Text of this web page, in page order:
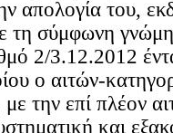
απολογία του,
τη σύμφωνη
2/3.12.2012
ο αιτών-
την επί πλέον
και